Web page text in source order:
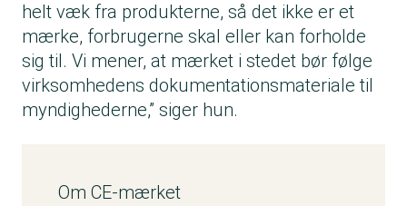
helt væk fra produkterne, så det ikke er et
mærke, forbrugerne skal eller kan forholde
sig til. Vi mener, at mærket i stedet bør følge
virksomhedens dokumentationsmateriale til
myndighederne,” siger hun.
Om CE-mærket